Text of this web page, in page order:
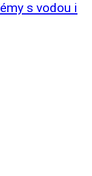
s vodou i